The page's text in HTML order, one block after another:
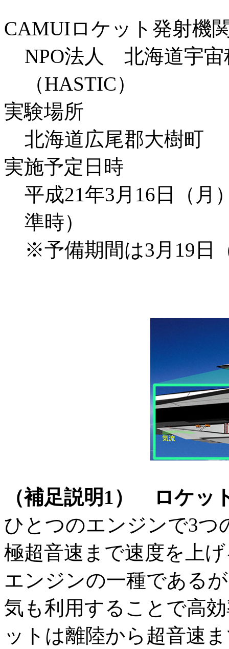
CAMUIロケット発射機
NPO法人 北海道宇宙
（HASTIC）
実験場所
北海道広尾郡大樹町
実施予定日時
平成21年3月16日（
準時）
※予備期間は3月19日
（補足説明1） ロケッ
ひとつのエンジンで3つ
極超音速まで速度を上
エンジンの一種である
気も利用することで高
ットは離陸から超音速